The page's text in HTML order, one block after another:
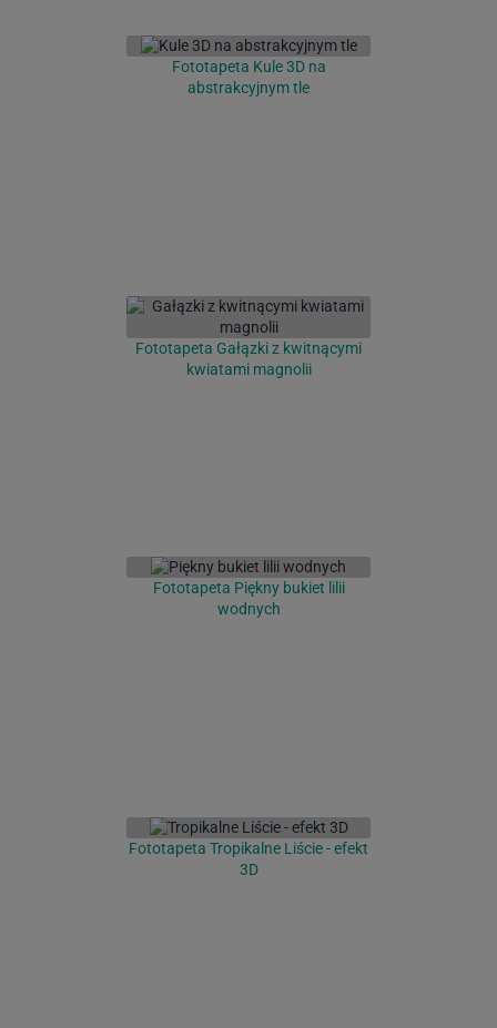
Fototapeta Kule 3D na
abstrakcyjnym tle
Fototapeta Gałązki z kwitnącymi
kwiatami magnolii
Fototapeta Piękny bukiet lilii
wodnych
Fototapeta Tropikalne Liście - efekt
3D